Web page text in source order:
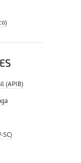
(APIB)